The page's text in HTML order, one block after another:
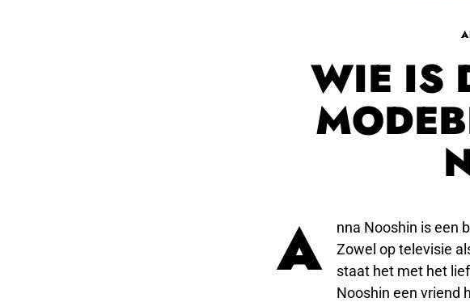
WIE IS
A
nna Nooshin is een
Zowel op televisie
staat het met het
Nooshin een vriend